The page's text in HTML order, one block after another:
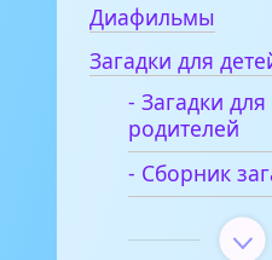
Диафильмы
Загадки для
- Загадки для
родителей
- Сборник